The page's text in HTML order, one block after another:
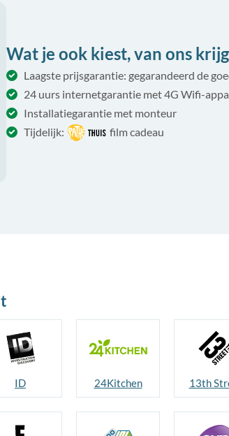
Wat je ook kiest, van ons
Laagste prijsgarantie: gegarandeerd de
24 uurs internetgarantie met 4G Wifi-
Installatiegarantie met monteur
Tijdelijk:
film cadeau
ID 24Kitchen 13th